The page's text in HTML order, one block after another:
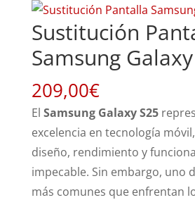
Sustitución
Samsung
209,00€
El Samsung Galaxy S25
excelencia en tecnología
diseño, rendimiento y
impecable. Sin embargo, uno
más comunes que enfrentan